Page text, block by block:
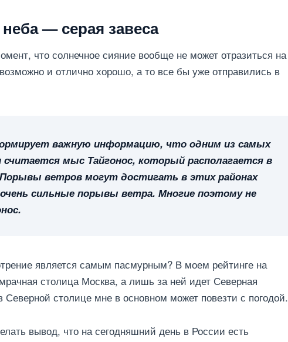
— серая завеса
что солнечное сияние вообще не может отразиться на
и отлично хорошо, а то все бы уже отправились в
важную информацию, что одним из самых
мыс Тайгонос, который располагается в
ветров могут достигать в этих районах
сильные порывы ветра. Многие поэтому не
является самым пасмурным? В моем рейтинге на
столица Москва, а лишь за ней идет Северная
Северной столице мне в основном может повезти с погодой.
вывод, что на сегодняшний день в России есть